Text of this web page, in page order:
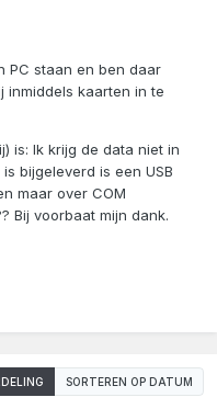
PC staan en ben daar
inmiddels kaarten in te
is: Ik krijg de data niet in
bijgeleverd is een USB
maar over COM
Bij voorbaat mijn dank.
SORTEREN OP DATUM